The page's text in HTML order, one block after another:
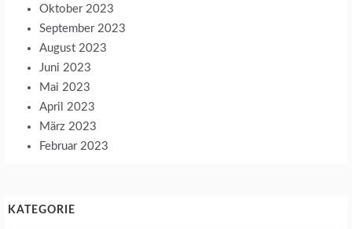
Oktober 2023
September 2023
August 2023
Juni 2023
Mai 2023
April 2023
März 2023
Februar 2023
KATEGORIE